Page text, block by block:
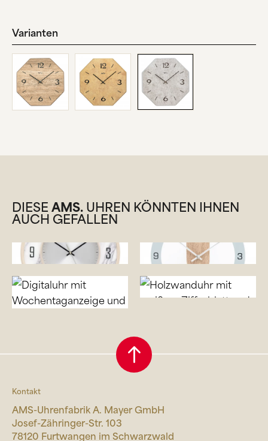
Varianten
DIESEAMS.UHREN KÖNNTEN IHNEN
AUCH GEFALLEN
Kontakt
AMS-Uhrenfabrik A. Mayer GmbH
Josef-Zähringer-Str. 103
78120 Furtwangen im Schwarzwald